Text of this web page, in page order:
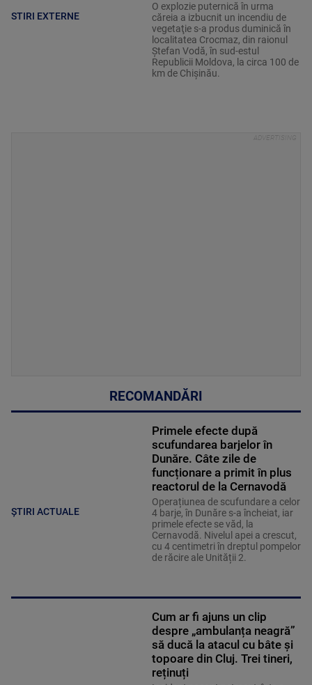
STIRI EXTERNE
O explozie puternică în urma
căreia a izbucnit un incendiu de
vegetaţie s-a produs duminică în
localitatea Crocmaz, din raionul
Ştefan Vodă, în sud-estul
Republicii Moldova, la circa 100 de
km de Chişinău.
RECOMANDĂRI
ȘTIRI ACTUALE
Primele efecte după
scufundarea barjelor în
Dunăre. Câte zile de
funcționare a primit în plus
reactorul de la Cernavodă
Operațiunea de scufundare a celor
4 barje, în Dunăre s-a încheiat, iar
primele efecte se văd, la
Cernavodă. Nivelul apei a crescut,
cu 4 centimetri în dreptul pompelor
de răcire ale Unității 2.
Cum ar fi ajuns un clip
despre „ambulanța neagră”
să ducă la atacul cu bâte și
topoare din Cluj. Trei tineri,
reținuți